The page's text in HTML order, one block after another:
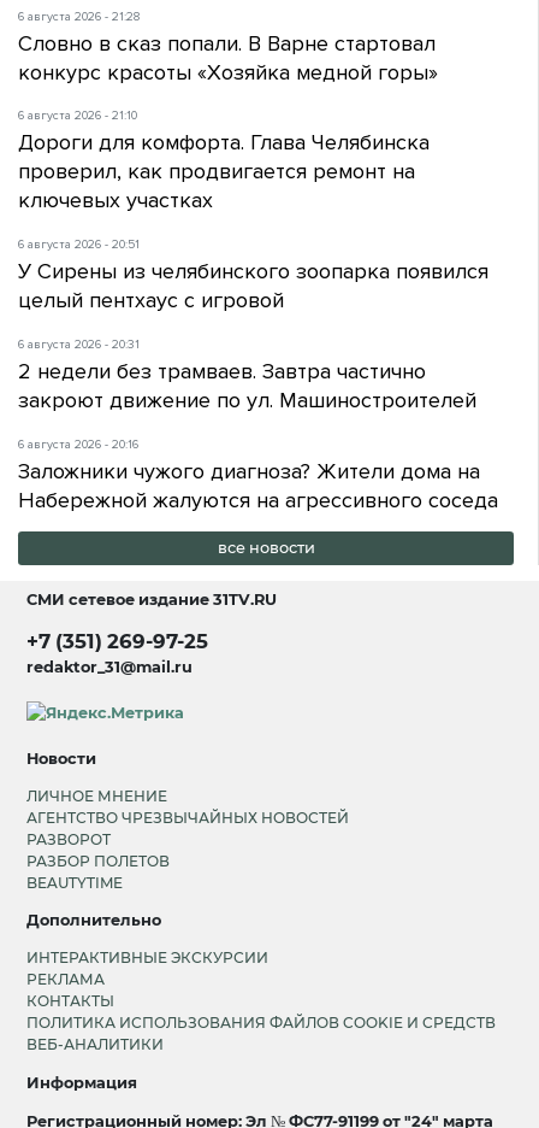
6 августа 2026 - 21:28
Словно в сказ попали. В Варне стартовал
конкурс красоты «Хозяйка медной горы»
6 августа 2026 - 21:10
Дороги для комфорта. Глава Челябинска
проверил, как продвигается ремонт на
ключевых участках
6 августа 2026 - 20:51
У Сирены из челябинского зоопарка появился
целый пентхаус с игровой
6 августа 2026 - 20:31
2 недели без трамваев. Завтра частично
закроют движение по ул. Машиностроителей
6 августа 2026 - 20:16
Заложники чужого диагноза? Жители дома на
Набережной жалуются на агрессивного соседа
все новости
СМИ сетевое издание31TV.RU
+7 (351) 269-97-25
redaktor_31@mail.ru
Новости
ЛИЧНОЕ МНЕНИЕ
АГЕНТСТВО ЧРЕЗВЫЧАЙНЫХ НОВОСТЕЙ
РАЗВОРОТ
РАЗБОР ПОЛЕТОВ
BEAUTYTIME
Дополнительно
ИНТЕРАКТИВНЫЕ ЭКСКУРСИИ
РЕКЛАМА
КОНТАКТЫ
ПОЛИТИКА ИСПОЛЬЗОВАНИЯ ФАЙЛОВ COOKIE И СРЕДСТВ
ВЕБ-АНАЛИТИКИ
Информация
Регистрационный номер: Эл № ФС77-91199 от "24" марта